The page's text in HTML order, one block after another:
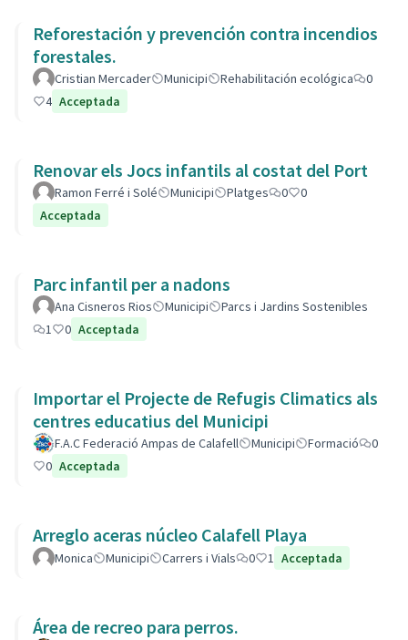
Reforestación y prevención contra incendios
forestales.
Cristian Mercader Municipi Rehabilitación ecológica
0
4 Acceptada
Renovar els Jocs infantils al costat del Port
Ramon Ferré i Solé Municipi Platges 0
0
Acceptada
Parc infantil per a nadons
Ana Cisneros Rios Municipi
Parcs i Jardins Sostenibles
1
0 Acceptada
Importar el Projecte de Refugis Climatics als
centres educatius del Municipi
F.A.C Federació Ampas de Calafell Municipi Formació
0
0 Acceptada
Arreglo aceras núcleo Calafell Playa
Monica Municipi Carrers i Vials 0 1 Acceptada
Área de recreo para perros.